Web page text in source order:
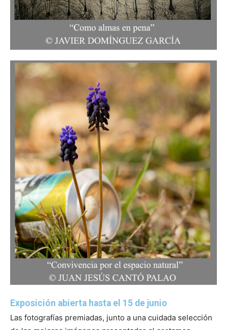
Exposición abierta hasta el 15 de junio
Las fotografías premiadas, junto a una cuidada selección